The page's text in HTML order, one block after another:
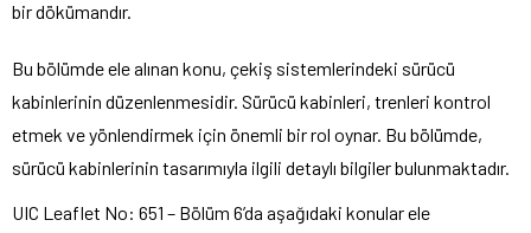
bir dökümandır.
Bu bölümde ele alınan konu, çekiş sistemlerindeki sürücü
kabinlerinin düzenlenmesidir. Sürücü kabinleri, trenleri kontrol
etmek ve yönlendirmek için önemli bir rol oynar. Bu bölümde,
sürücü kabinlerinin tasarımıyla ilgili detaylı bilgiler bulunmaktadır.
UIC Leaflet No: 651 – Bölüm 6’da aşağıdaki konular ele